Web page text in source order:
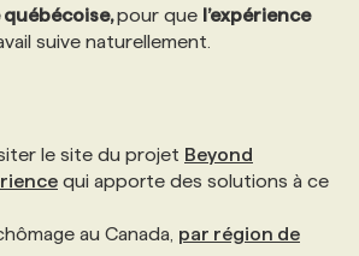
québécoise,pour que l’expérience
suive naturellement.
le site du projet Beyond
qui apporte des solutions à ce
au Canada, par région de